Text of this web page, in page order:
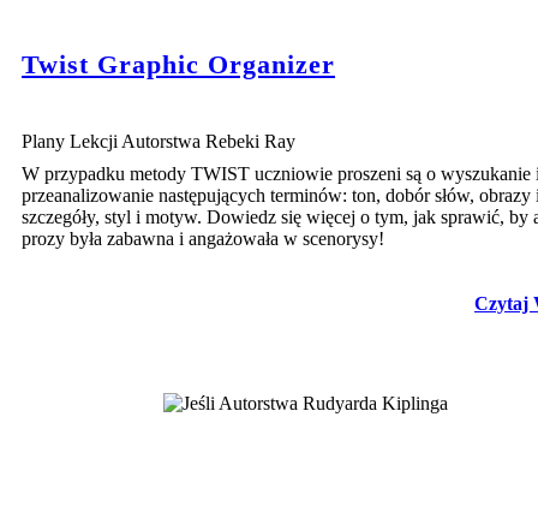
Twist Graphic Organizer
Plany Lekcji Autorstwa Rebeki Ray
W przypadku metody TWIST uczniowie proszeni są o wyszukanie
przeanalizowanie następujących terminów: ton, dobór słów, obrazy
szczegóły, styl i motyw. Dowiedz się więcej o tym, jak sprawić, by
prozy była zabawna i angażowała w scenorysy!
Czytaj